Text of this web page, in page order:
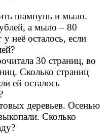
шампунь и мыло.
а мыло – 80
неё осталось, если
30 страниц, во
Сколько страниц
ей осталось
деревьев. Осенью
Сколько